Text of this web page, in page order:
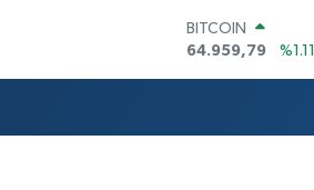
DOLAR
47,7436
%0.18
EURO